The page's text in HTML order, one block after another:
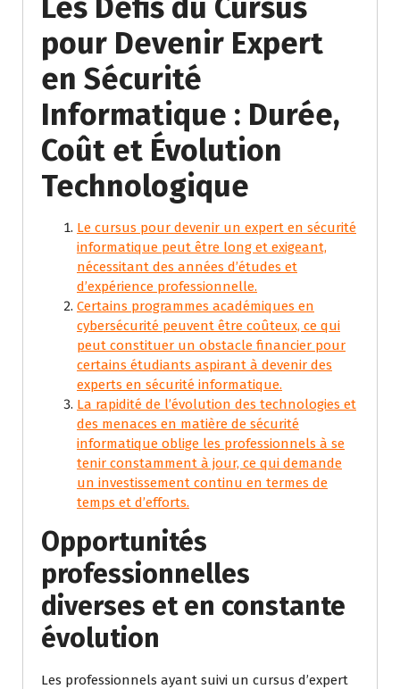
Les Défis du Cursus
pour Devenir Expert
en Sécurité
Informatique : Durée,
Coût et Évolution
Technologique
Le cursus pour devenir un expert en sécurité
informatique peut être long et exigeant,
nécessitant des années d’études et
d’expérience professionnelle.
Certains programmes académiques en
cybersécurité peuvent être coûteux, ce qui
peut constituer un obstacle financier pour
certains étudiants aspirant à devenir des
experts en sécurité informatique.
La rapidité de l’évolution des technologies et
des menaces en matière de sécurité
informatique oblige les professionnels à se
tenir constamment à jour, ce qui demande
un investissement continu en termes de
temps et d’efforts.
Opportunités
professionnelles
diverses et en constante
évolution
Les professionnels ayant suivi un cursus d’expert